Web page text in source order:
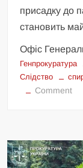
присадку до
становить
Офіс
Генпрокуратура
Слідство
Commenton
під